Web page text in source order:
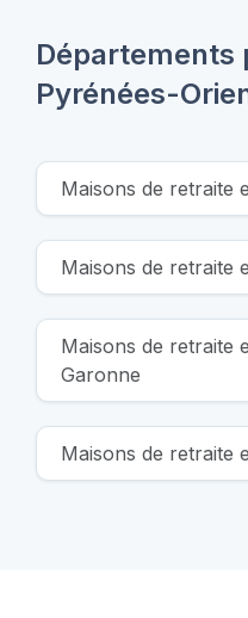
Départements
Pyrénées-
Maisons de retraite
Maisons de retraite
Maisons de retraite
Garonne
Maisons de retraite